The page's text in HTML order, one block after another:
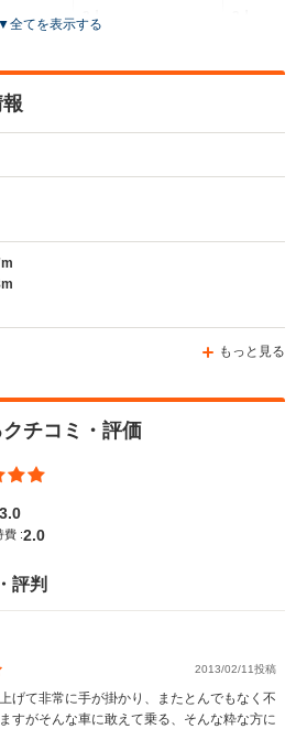
2人
1.11m～1.13m
全長
ホイー
▼全てを表示する
もっと見る
チコミ・評価
3.0
費 :2.0
評判
2013/02/11投稿
げて非常に手が掛かり、またとんでもなく不
すがそんな車に敢えて乗る、そんな粋な方に